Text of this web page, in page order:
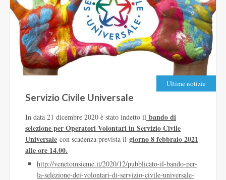
Ultime notizie
Servizio Civile Universale
In data 21 dicembre 2020 è stato indetto il bando di
selezione per Operatori Volontari in Servizio Civile
Universale con scadenza prevista il giorno 8 febbraio 2021
alle ore 14.00.
http://venetoinsieme.it/2020/12/pubblicato-il-bando-per-
la-selezione-dei-volontari-di-servizio-civile-universale-